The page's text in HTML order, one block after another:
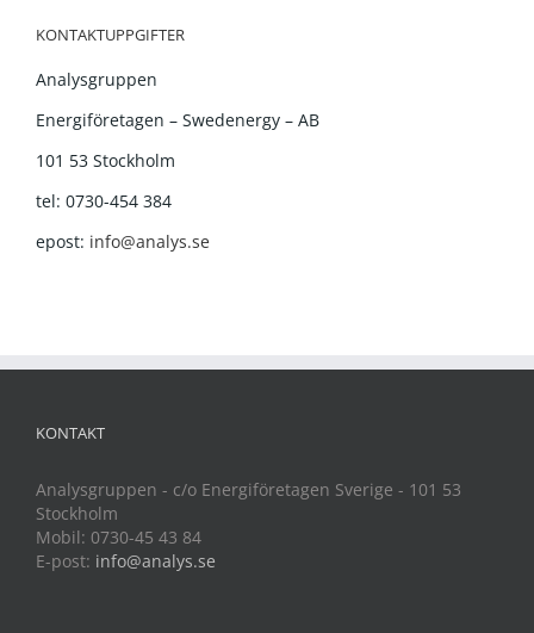
KONTAKTUPPGIFTER
Analysgruppen
Energiföretagen – Swedenergy – AB
101 53 Stockholm
tel: 0730-454 384
epost: info@analys.se
KONTAKT
Analysgruppen - c/o Energiföretagen Sverige - 101 53
Stockholm
Mobil: 0730-45 43 84
E-post: info@analys.se